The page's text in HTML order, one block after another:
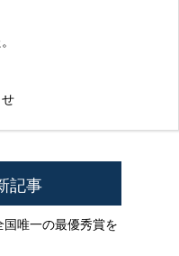
記事
国唯一の最優秀賞を